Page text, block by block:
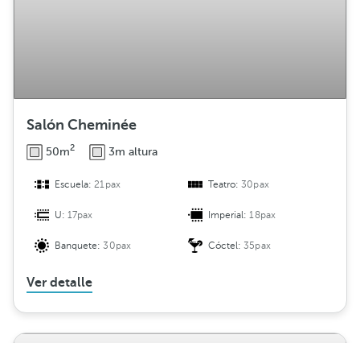
Salón Cheminée
50m2 3m altura
Escuela:21pax Teatro:30pax
U:17pax Imperial:18pax
Banquete:30pax Cóctel:35pax
Ver detalle